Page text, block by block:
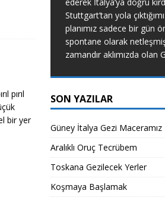
pırıl
bir yer
Stuttgart’tan yola
planımız sadece bir gün
spontane olarak
zamandır aklımızda olan
SON YAZILAR
Güney İtalya Gezi Maceramız
Aralıklı Oruç Tecrübem
Toskana Gezilecek Yerler
Koşmaya Başlamak